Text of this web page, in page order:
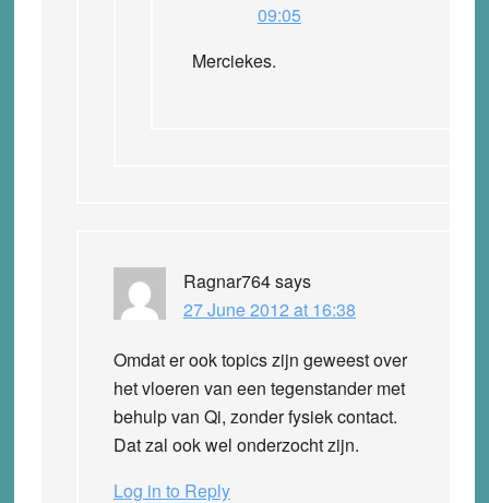
09:05
Merciekes.
Ragnar764says
27 June 2012 at 16:38
Omdat er ook topics zijn geweest over
het vloeren van een tegenstander met
behulp van Qi, zonder fysiek contact.
Dat zal ook wel onderzocht zijn.
Log in to Reply